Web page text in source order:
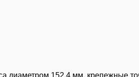
диаметром 152.4 мм, крепежные